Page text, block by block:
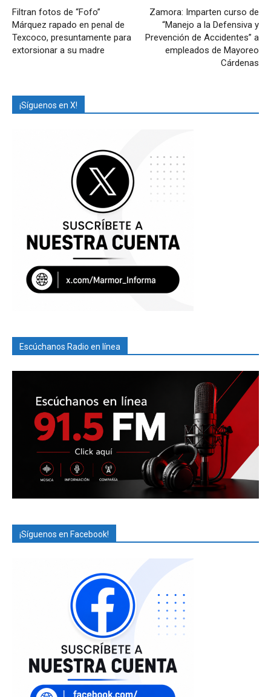
Filtran fotos de “Fofo”
Márquez rapado en penal de
Texcoco, presuntamente para
extorsionar a su madre
Zamora: Imparten curso de
“Manejo a la Defensiva y
Prevención de Accidentes” a
empleados de Mayoreo
Cárdenas
¡Síguenos en X!
Escúchanos Radio en línea
¡Síguenos en Facebook!